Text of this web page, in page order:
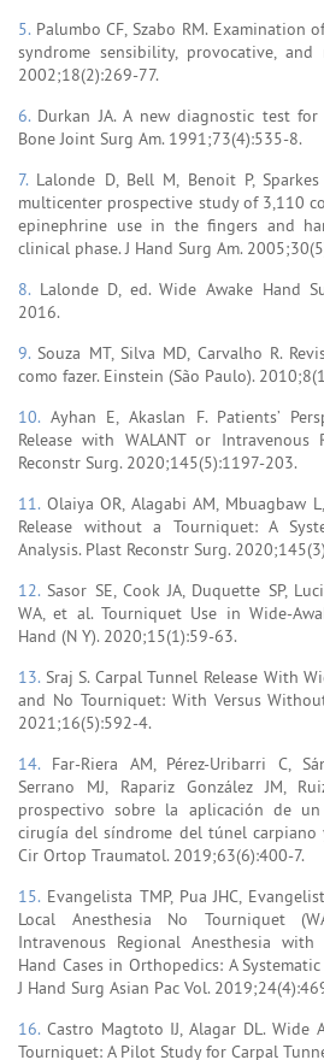
5. Palumbo CF, Szabo RM.
syndrome sensibility, provocative,
2002;18(2):269-77.
6. Durkan JA. A new diagnostic test
Bone Joint Surg Am. 1991;73(4):535-8.
7. Lalonde D, Bell M, Benoit P,
multicenter prospective study of 3,110
epinephrine use in the fingers and
clinical phase. J Hand Surg Am.
8. Lalonde D, ed. Wide Awake Hand
2016.
9.Souza MT, Silva MD, Carvalho R.
como fazer. Einstein (São Paulo).
10. Ayhan E, Akaslan F. Patients’
Release with WALANT or Intravenous
Reconstr Surg. 2020;145(5):1197-203.
11. Olaiya OR, Alagabi AM, Mbuagbaw
Release without a Tourniquet: A
Analysis. Plast Reconstr Surg.
12.Sasor SE, Cook JA, Duquette SP,
WA, et al. Tourniquet Use in Wide-
Hand (N Y). 2020;15(1):59-63.
13. Sraj S. Carpal Tunnel Release With
and No Tourniquet: With Versus
2021;16(5):592-4.
14. Far-Riera AM, Pérez-Uribarri C,
Serrano MJ, Rapariz González JM,
prospectivo sobre la aplicación de
cirugía del síndrome del túnel carpiano
Cir Ortop Traumatol. 2019;63(6):400-7.
15. Evangelista TMP, Pua JHC,
Local Anesthesia No Tourniquet
Intravenous Regional Anesthesia
Hand Cases in Orthopedics: A
J Hand Surg Asian Pac Vol.
16. Castro Magtoto IJ, Alagar DL. Wide
Tourniquet: A Pilot Study for Carpal